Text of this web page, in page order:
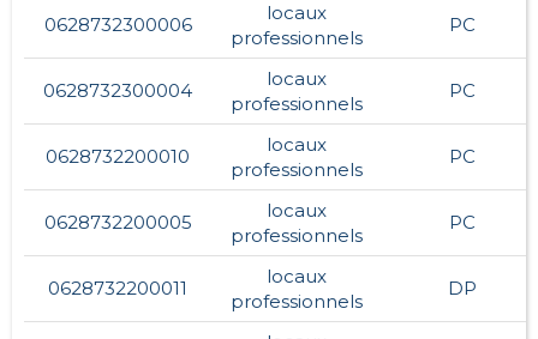
0628732300006
locaux
professionnels
PC
0628732300004
locaux
professionnels
PC
0628732200010
locaux
professionnels
PC
0628732200005
locaux
professionnels
PC
0628732200011
locaux
professionnels
DP